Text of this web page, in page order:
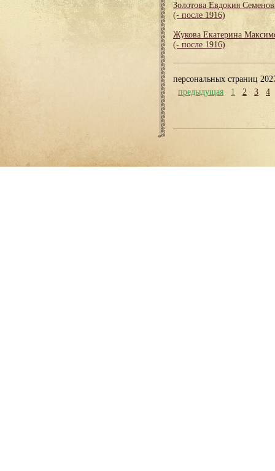
Золотова Евдокия
(- после 1916)
Жукова Екатерина
(- после 1916)
персональных страниц
предыдущая
1 2 3 4